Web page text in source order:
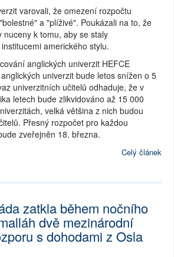
varovali, že omezení rozpočtu
a "plíživé". Poukázali na to, že
nuceny k tomu, aby se staly
amerického stylu.
anglických univerzit HEFCE
univerzit bude letos snížen o 5
univerzitních učitelů odhaduje, že v
letech bude zlikvidováno až 15 000
velká většina z nich budou
Přesný rozpočet pro každou
zveřejněn 18. března.
Celý článek
zatkla během nočního
dvě mezinárodní
s dohodami z Osla